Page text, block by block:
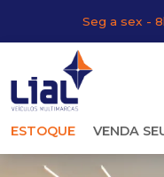
Seg a sex -
ESTOQUE VENDA